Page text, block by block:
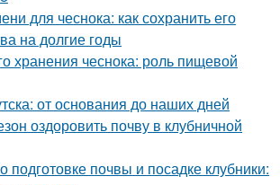
для чеснока: как сохранить его
на долгие годы
хранения чеснока: роль пищевой
от основания до наших дней
оздоровить почву в клубничной
подготовке почвы и посадке клубники: